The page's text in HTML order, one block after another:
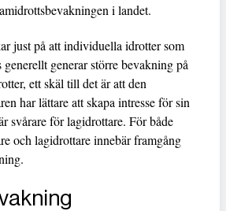
i landet.
just på att individuella idrotter som
generar större bevakning på
ett skäl till det är att den
har lättare att skapa intresse för sin
svårare för lagidrottare. För både
och lagidrottare innebär framgång